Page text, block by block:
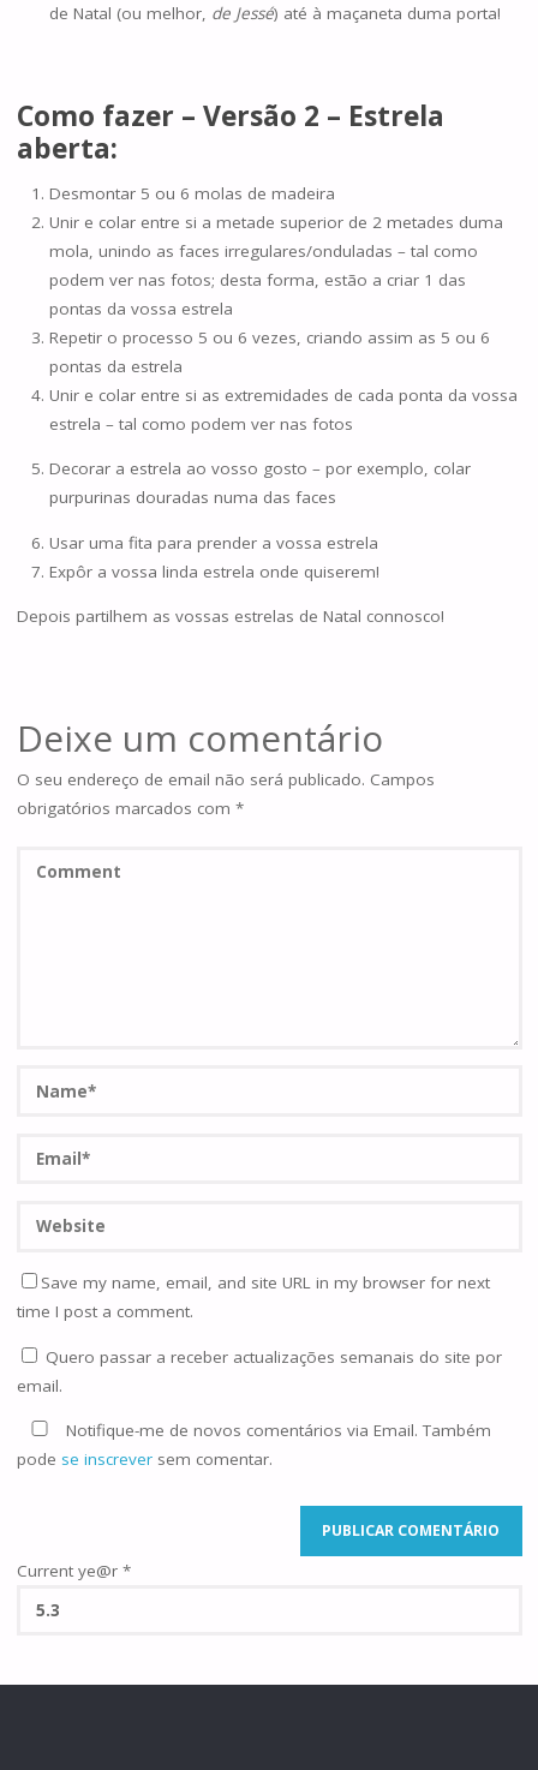
de Natal (ou melhor, de Jessé) até à maçaneta duma porta!
Como fazer – Versão 2 – Estrela
aberta:
Desmontar 5 ou 6 molas de madeira
Unir e colar entre si a metade superior de 2 metades duma
mola, unindo as faces irregulares/onduladas – tal como
podem ver nas fotos; desta forma, estão a criar 1 das
pontas da vossa estrela
Repetir o processo 5 ou 6 vezes, criando assim as 5 ou 6
pontas da estrela
Unir e colar entre si as extremidades de cada ponta da vossa
estrela – tal como podem ver nas fotos
Decorar a estrela ao vosso gosto – por exemplo, colar
purpurinas douradas numa das faces
Usar uma fita para prender a vossa estrela
Expôr a vossa linda estrela onde quiserem!
Depois partilhem as vossas estrelas de Natal connosco!
Deixe um comentário
O seu endereço de email não será publicado. Campos
obrigatórios marcados com *
Save my name, email, and site URL in my browser for next
time I post a comment.
Quero passar a receber actualizações semanais do site por
email.
Notifique-me de novos comentários via Email. Também
pode se inscreversem comentar.
Current ye@r *